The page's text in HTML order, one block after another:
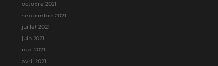
octobre 2021
septembre 2021
juillet 2021
juin 2021
mai 2021
avril 2021